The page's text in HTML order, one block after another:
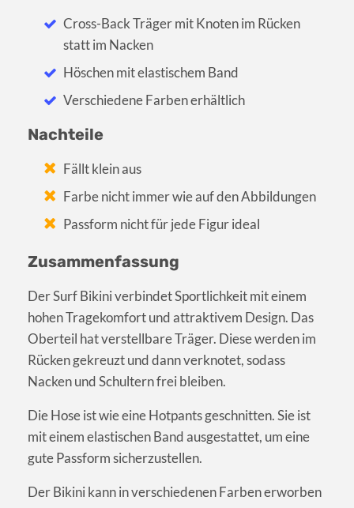
Cross-Back Träger mit Knoten im Rücken
statt im Nacken
Höschen mit elastischem Band
Verschiedene Farben erhältlich
Nachteile
Fällt klein aus
Farbe nicht immer wie auf den Abbildungen
Passform nicht für jede Figur ideal
Zusammenfassung
Der Surf Bikini verbindet Sportlichkeit mit einem
hohen Tragekomfort und attraktivem Design. Das
Oberteil hat verstellbare Träger. Diese werden im
Rücken gekreuzt und dann verknotet, sodass
Nacken und Schultern frei bleiben.
Die Hose ist wie eine Hotpants geschnitten. Sie ist
mit einem elastischen Band ausgestattet, um eine
gute Passform sicherzustellen.
Der Bikini kann in verschiedenen Farben erworben